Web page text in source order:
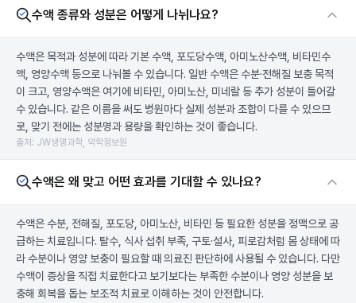
수액 종류와 성분은 어떻게 나뉘나요?
수액은 목적과 성분에 따라 기본 수액, 포도당수액, 아미노산수액, 비타민수
액, 영양수액 등으로 나눠볼 수 있습니다. 일반 수액은 수분·전해질 보충 목적
이 크고, 영양수액은 여기에 비타민, 아미노산, 미네랄 등 추가 성분이 들어갈
수 있습니다. 같은 이름을 써도 병원마다 실제 성분과 조합이 다를 수 있으므
로, 맞기 전에는 성분명과 용량을 확인하는 것이 좋습니다.
출처: JW생명과학, 약학정보원
수액은 왜 맞고 어떤 효과를 기대할 수 있나요?
수액은 수분, 전해질, 포도당, 아미노산, 비타민 등 필요한 성분을 정맥으로 공
급하는 치료입니다. 탈수, 식사 섭취 부족, 구토·설사, 피로감처럼 몸 상태에 따
라 수분이나 영양 보충이 필요할 때 의료진 판단하에 사용될 수 있습니다. 다만
수액이 증상을 직접 치료한다고 보기보다는 부족한 수분이나 영양 성분을 보
충해 회복을 돕는 보조적 치료로 이해하는 것이 안전합니다.